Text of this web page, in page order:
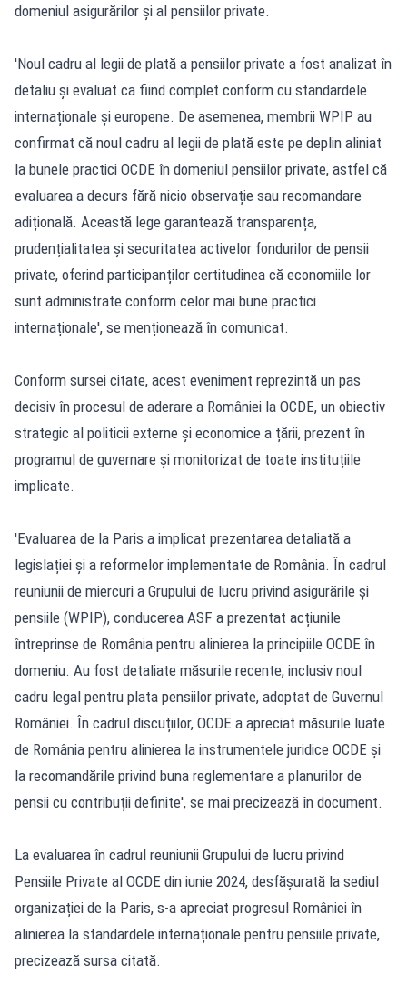
domeniul asigurărilor și al pensiilor private.
'Noul cadru al legii de plată a pensiilor private a fost analizat în
detaliu și evaluat ca fiind complet conform cu standardele
internaționale și europene. De asemenea, membrii WPIP au
confirmat că noul cadru al legii de plată este pe deplin aliniat
la bunele practici OCDE în domeniul pensiilor private, astfel că
evaluarea a decurs fără nicio observație sau recomandare
adițională. Această lege garantează transparența,
prudențialitatea și securitatea activelor fondurilor de pensii
private, oferind participanților certitudinea că economiile lor
sunt administrate conform celor mai bune practici
internaționale', se menționează în comunicat.
Conform sursei citate, acest eveniment reprezintă un pas
decisiv în procesul de aderare a României la OCDE, un obiectiv
strategic al politicii externe și economice a țării, prezent în
programul de guvernare și monitorizat de toate instituțiile
implicate.
'Evaluarea de la Paris a implicat prezentarea detaliată a
legislației și a reformelor implementate de România. În cadrul
reuniunii de miercuri a Grupului de lucru privind asigurările și
pensiile (WPIP), conducerea ASF a prezentat acțiunile
întreprinse de România pentru alinierea la principiile OCDE în
domeniu. Au fost detaliate măsurile recente, inclusiv noul
cadru legal pentru plata pensiilor private, adoptat de Guvernul
României. În cadrul discuțiilor, OCDE a apreciat măsurile luate
de România pentru alinierea la instrumentele juridice OCDE și
la recomandările privind buna reglementare a planurilor de
pensii cu contribuții definite', se mai precizează în document.
La evaluarea în cadrul reuniunii Grupului de lucru privind
Pensiile Private al OCDE din iunie 2024, desfășurată la sediul
organizației de la Paris, s-a apreciat progresul României în
alinierea la standardele internaționale pentru pensiile private,
precizează sursa citată.